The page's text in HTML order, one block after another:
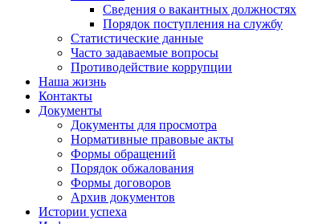
Сведения о вакантных должностях
Порядок поступления на службу
Статистические данные
Часто задаваемые вопросы
Противодействие коррупции
Наша жизнь
Контакты
Документы
Документы для просмотра
Нормативные правовые акты
Формы обращений
Порядок обжалования
Формы договоров
Архив документов
Истории успеха